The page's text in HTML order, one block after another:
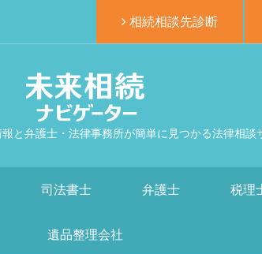
相続相談先診断
と弁護士・法律事務所が簡単に見つかる法律相談
司法書士 弁護士 税理
遺品整理会社